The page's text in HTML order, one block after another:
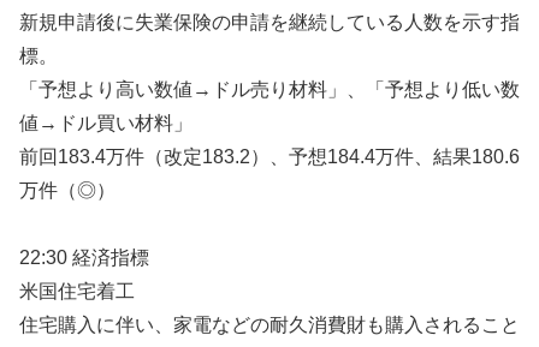
新規申請後に失業保険の申請を継続している人数を示す指
標。
「予想より高い数値→ドル売り材料」、「予想より低い数
値→ドル買い材料」
前回183.4万件（改定183.2）、予想184.4万件、結果180.6
万件（◎）
22:30 経済指標
米国住宅着工
住宅購入に伴い、家電などの耐久消費財も購入されること